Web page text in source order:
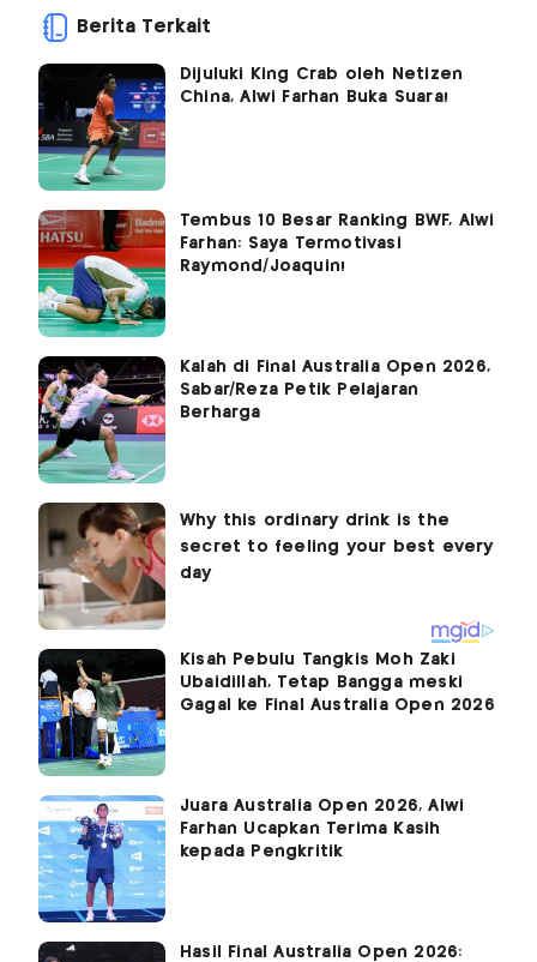
Berita Terkait
Dijuluki King Crab oleh Netizen
China, Alwi Farhan Buka Suara!
Tembus 10 Besar Ranking BWF, Alwi
Farhan: Saya Termotivasi
Raymond/Joaquin!
Kalah di Final Australia Open 2026,
Sabar/Reza Petik Pelajaran
Berharga
Kisah Pebulu Tangkis Moh Zaki
Ubaidillah, Tetap Bangga meski
Gagal ke Final Australia Open 2026
Juara Australia Open 2026, Alwi
Farhan Ucapkan Terima Kasih
kepada Pengkritik
Hasil Final Australia Open 2026: